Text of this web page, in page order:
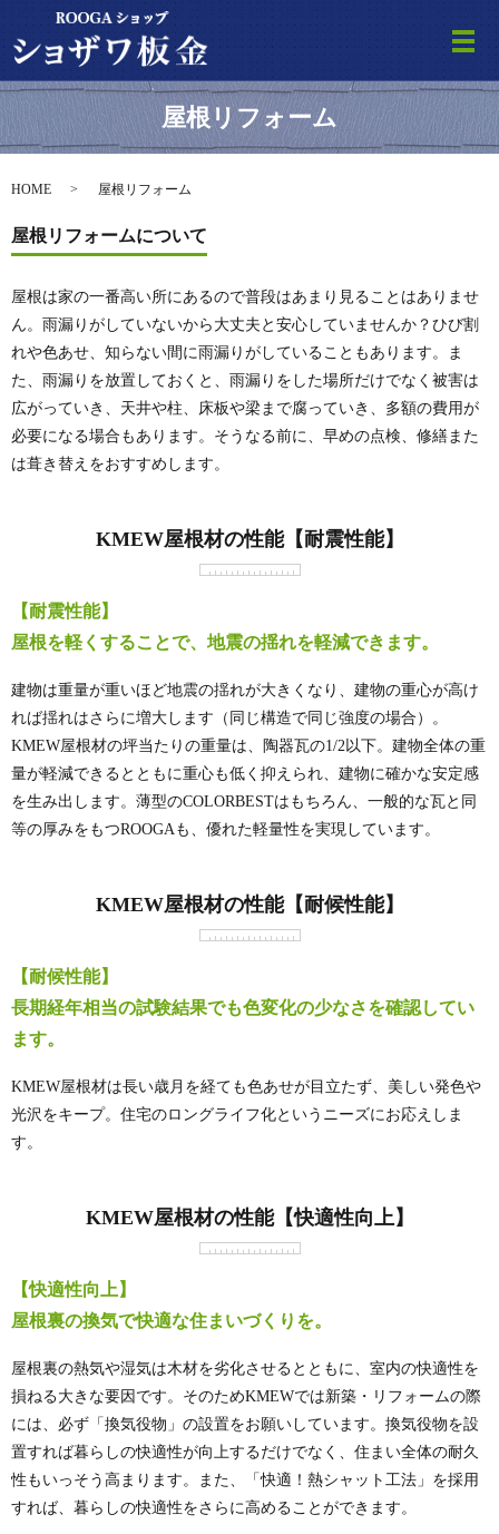
メ
屋根リフォーム
HOME 屋根リフォーム
屋根リフォームについて
屋根は家の一番高い所にあるので普段はあまり見ることはありませ
ん。雨漏りがしていないから大丈夫と安心していませんか？ひび割
れや色あせ、知らない間に雨漏りがしていることもあります。ま
た、雨漏りを放置しておくと、雨漏りをした場所だけでなく被害は
広がっていき、天井や柱、床板や梁まで腐っていき、多額の費用が
必要になる場合もあります。そうなる前に、早めの点検、修繕また
は葺き替えをおすすめします。
KMEW屋根材の性能【耐震性能】
【耐震性能】
屋根を軽くすることで、地震の揺れを軽減できます。
建物は重量が重いほど地震の揺れが大きくなり、建物の重心が高け
れば揺れはさらに増大します（同じ構造で同じ強度の場合）。
KMEW屋根材の坪当たりの重量は、陶器瓦の1/2以下。建物全体の重
量が軽減できるとともに重心も低く抑えられ、建物に確かな安定感
を生み出します。薄型のCOLORBESTはもちろん、一般的な瓦と同
等の厚みをもつROOGAも、優れた軽量性を実現しています。
KMEW屋根材の性能【耐候性能】
【耐候性能】
長期経年相当の試験結果でも色変化の少なさを確認してい
ます。
KMEW屋根材は長い歳月を経ても色あせが目立たず、美しい発色や
光沢をキープ。住宅のロングライフ化というニーズにお応えしま
す。
KMEW屋根材の性能【快適性向上】
【快適性向上】
屋根裏の換気で快適な住まいづくりを。
屋根裏の熱気や湿気は木材を劣化させるとともに、室内の快適性を
損ねる大きな要因です。そのためKMEWでは新築・リフォームの際
には、必ず「換気役物」の設置をお願いしています。換気役物を設
置すれば暮らしの快適性が向上するだけでなく、住まい全体の耐久
性もいっそう高まります。また、「快適！熱シャット工法」を採用
すれば、暮らしの快適性をさらに高めることができます。